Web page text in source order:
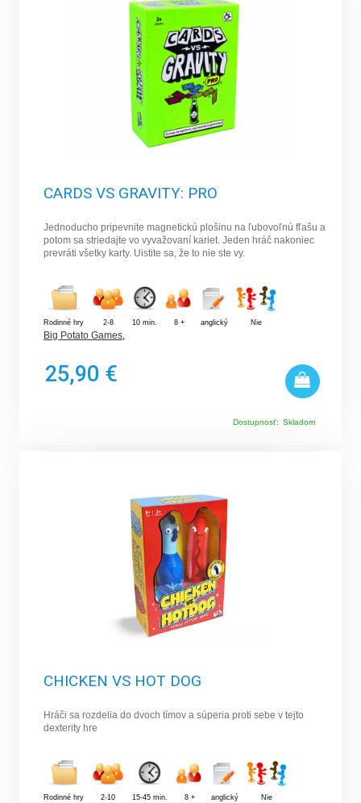
CARDS VS GRAVITY: PRO
Jednoducho pripevnite magnetickú plošinu na ľubovoľnú fľašu a
potom sa striedajte vo vyvažovaní kariet. Jeden hráč nakoniec
prevráti všetky karty. Uistite sa, že to nie ste vy.
Rodinné hry 2-8 10 min. 8 + anglický Nie
Big Potato Games,
25,90 €
Dostupnosť: Skladom
CHICKEN VS HOT DOG
Hráči sa rozdelia do dvoch tímov a súperia proti sebe v tejto
dexterity hre
Rodinné hry 2-10 15-45 min. 8 + anglický Nie